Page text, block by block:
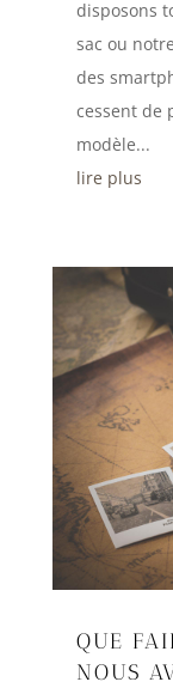
disposons
sac ou
des
cessent de
modèle...
lire plus
QUE
NOUS